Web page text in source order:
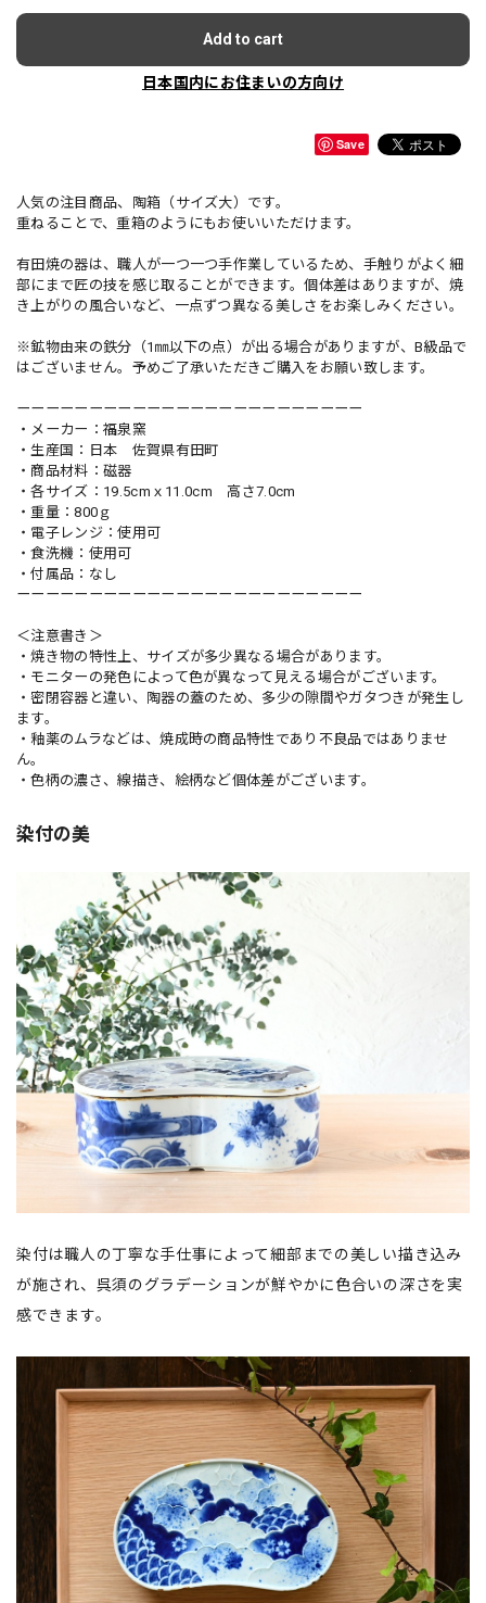
Add to cart
日本国内にお住まいの方向け
Save
人気の注目商品、陶箱（サイズ大）です。
重ねることで、重箱のようにもお使いいただけます。
有田焼の器は、職人が一つ一つ手作業しているため、手触りがよく細
部にまで匠の技を感じ取ることができます。個体差はありますが、焼
き上がりの風合いなど、一点ずつ異なる美しさをお楽しみください。
※鉱物由来の鉄分（1㎜以下の点）が出る場合がありますが、B級品で
はございません。予めご了承いただきご購入をお願い致します。
ーーーーーーーーーーーーーーーーーーーーーーーー
・メーカー：福泉窯
・生産国：日本 佐賀県有田町
・商品材料：磁器
・各サイズ：19.5cmｘ11.0cm 高さ7.0cm
・重量：800ｇ
・電子レンジ：使用可
・食洗機：使用可
・付属品：なし
ーーーーーーーーーーーーーーーーーーーーーーーー
＜注意書き＞
・焼き物の特性上、サイズが多少異なる場合があります。
・モニターの発色によって色が異なって見える場合がございます。
・密閉容器と違い、陶器の蓋のため、多少の隙間やガタつきが発生し
ます。
・釉薬のムラなどは、焼成時の商品特性であり不良品ではありませ
ん。
・色柄の濃さ、線描き、絵柄など個体差がございます。
染付の美
染付は職人の丁寧な手仕事によって細部までの美しい描き込み
が施され、呉須のグラデーションが鮮やかに色合いの深さを実
感できます。